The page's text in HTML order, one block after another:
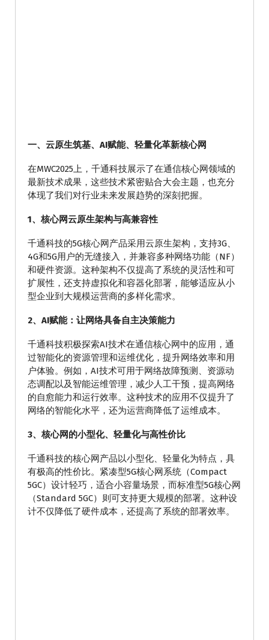
一、 云原生筑基、AI赋能、轻量化革新核心网
在MWC2025上，千通科技展示了在通信核心网领域的
最新技术成果，这些技术紧密贴合大会主题，也充分
体现了我们对行业未来发展趋势的深刻把握。
1、核心网云原生架构与高兼容性
千通科技的5G核心网产品采用云原生架构，支持3G、
4G和5G用户的无缝接入，并兼容多种网络功能（NF）
和硬件资源。这种架构不仅提高了系统的灵活性和可
扩展性，还支持虚拟化和容器化部署，能够适应从小
型企业到大规模运营商的多样化需求。
2、AI赋能：让网络具备自主决策能力
千通科技积极探索AI技术在通信核心网中的应用，通
过智能化的资源管理和运维优化，提升网络效率和用
户体验。例如，AI技术可用于网络故障预测、资源动
态调配以及智能运维管理，减少人工干预，提高网络
的自愈能力和运行效率。这种技术的应用不仅提升了
网络的智能化水平，还为运营商降低了运维成本。
3、核心网的小型化、轻量化与高性价比
千通科技的核心网产品以小型化、轻量化为特点，具
有极高的性价比。紧凑型5G核心网系统（Compact
5GC）设计轻巧，适合小容量场景，而标准型5G核心网
（Standard 5GC）则可支持更大规模的部署。这种设
计不仅降低了硬件成本，还提高了系统的部署效率。